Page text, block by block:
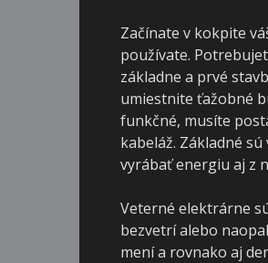
Začínate v kokpite
používate.
základne a prvé
umiestnite ťažobné
funkčné, musíte
kabeláž. Základné
vyrábať energiu aj z
Veterné elektrárne
bezvetrí alebo
mení a rovnako aj